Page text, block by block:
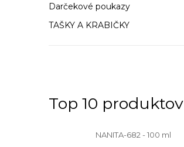
Darčekové poukazy
TAŠKY A KRABIČKY
Top 10 produktov
NANITA-682 - 100 ml